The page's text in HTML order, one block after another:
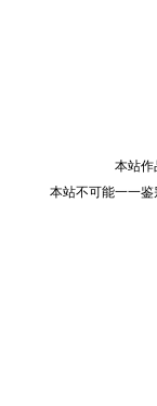
本站作
本站不可能一一